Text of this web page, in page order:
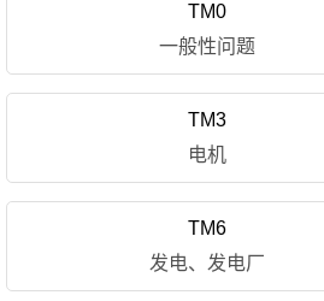
TM0
一般性问题
TM3
电机
TM6
发电、发电厂